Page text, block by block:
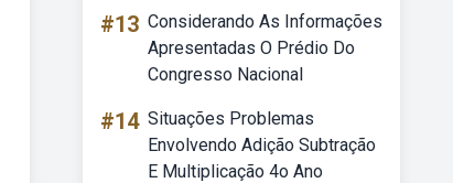
#13 Considerando As Informações
Apresentadas O Prédio Do
Congresso Nacional
#14 Situações Problemas
Envolvendo Adição Subtração
E Multiplicação 4o Ano